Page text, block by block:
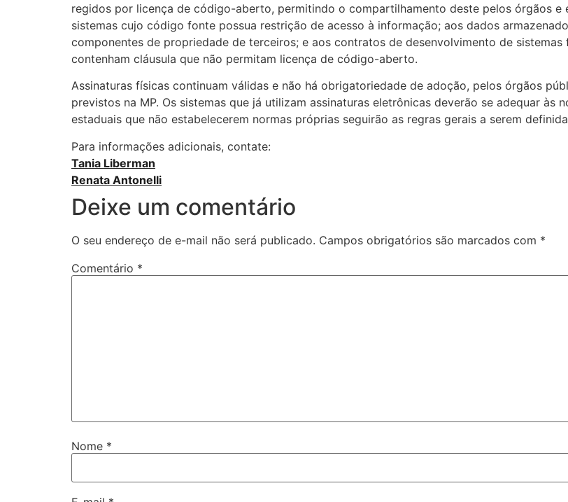
regidos por licença de código-aberto, permitindo o compartilhamento deste pelos órgãos e
sistemas cujo código fonte possua restrição de acesso à informação; aos dados
componentes de propriedade de terceiros; e aos contratos de desenvolvimento de
contenham cláusula que não permitam licença de código-aberto.
Assinaturas físicas continuam válidas e não há obrigatoriedade de adoção, pelos órgãos
previstos na MP. Os sistemas que já utilizam assinaturas eletrônicas deverão se adequar às
estaduais que não estabelecerem normas próprias seguirão as regras gerais a serem
Para informações adicionais, contate:
Tania Liberman
Renata Antonelli
Deixe um comentário
O seu endereço de e-mail não será publicado. Campos obrigatórios são marcados com *
Comentário *
Nome *